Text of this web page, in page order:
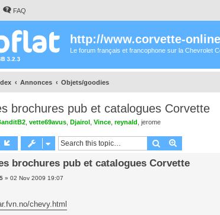
FAQ
http://www.corvette-
Le forum français et francophone sur la Chevrolet
Annonces Objets/goodies
brochures pub et catalogues Corvette
vette69avus Djairol Vince reynald jerome
Search
brochures pub et catalogues Corvette
»02 Nov 2009 19:07
chevy.html